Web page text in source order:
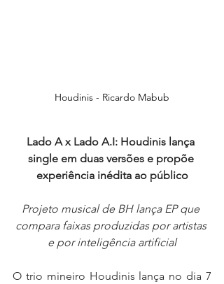
Houdinis - Ricardo Mabub
Lado A x Lado A.I: Houdinis lança
single em duas versões e propõe
experiência inédita ao público
Projeto musical de BH lança EP que
compara faixas produzidas por artistas
e por inteligência artificial
O trio mineiro Houdinis lança no dia 7